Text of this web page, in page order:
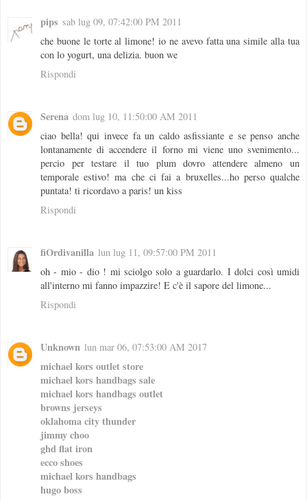
pips sab lug 09, 07:42:00 PM 2011
che buone le torte al limone! io ne avevo fatta una simile alla tua
con lo yogurt, una delizia. buon we
Rispondi
Serena dom lug 10, 11:50:00 AM 2011
ciao bella! qui invece fa un caldo asfissiante e se penso anche
lontanamente di accendere il forno mi viene uno svenimento...
percio per testare il tuo plum dovro attendere almeno un
temporale estivo! ma che ci fai a bruxelles...ho perso qualche
puntata! ti ricordavo a paris! un kiss
Rispondi
fiOrdivanilla lun lug 11, 09:57:00 PM 2011
oh - mio - dio ! mi sciolgo solo a guardarlo. I dolci così umidi
all'interno mi fanno impazzire! E c'è il sapore del limone...
Rispondi
Unknown lun mar 06, 07:53:00 AM 2017
michael kors outlet store
michael kors handbags sale
michael kors handbags outlet
browns jerseys
oklahoma city thunder
jimmy choo
ghd flat iron
ecco shoes
michael kors handbags
hugo boss